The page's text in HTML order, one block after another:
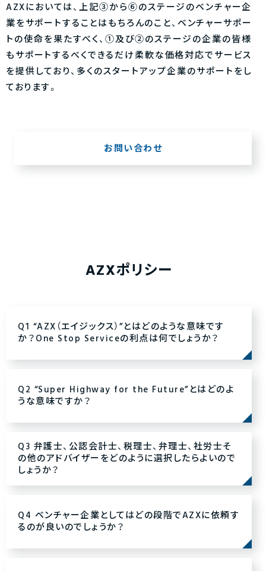
AZXにおいては、上記③から⑥のステージのベンチャー企
業をサポートすることはもちろんのこと、ベンチャーサポー
トの使命を果たすべく、①及び②のステージの企業の皆様
もサポートするべくできるだけ柔軟な価格対応でサービス
を提供しており、多くのスタートアップ企業のサポートをし
ております。
お問い合わせ
AZXポリシー
Q1 “AZX（エイジックス）”とはどのような意味です
か？One Stop Serviceの利点は何でしょうか？
Q2 “Super Highway for the Future”とはどのよ
うな意味ですか？
Q3 弁護士、公認会計士、税理士、弁理士、社労士そ
の他のアドバイザーをどのように選択したらよいので
しょうか？
Q4 ベンチャー企業としてはどの段階でAZXに依頼す
るのが良いのでしょうか？